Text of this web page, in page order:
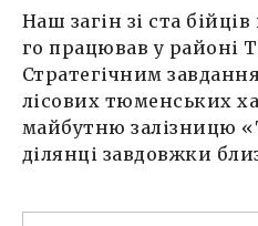
Наш загін зі ста
го працював у районі
Стратегічним
лісових тюменських
майбутню залізницю
ділянці завдовжки